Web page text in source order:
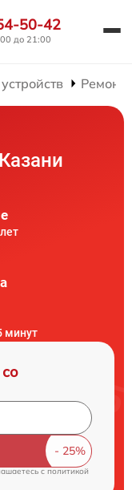
50-42
до 21:00
Ремонт
минут
cполитикой